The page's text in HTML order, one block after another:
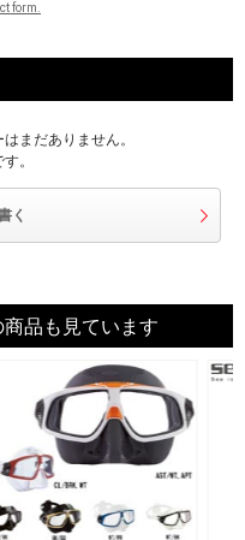
form.
まだありません。
。
く
品も見ています